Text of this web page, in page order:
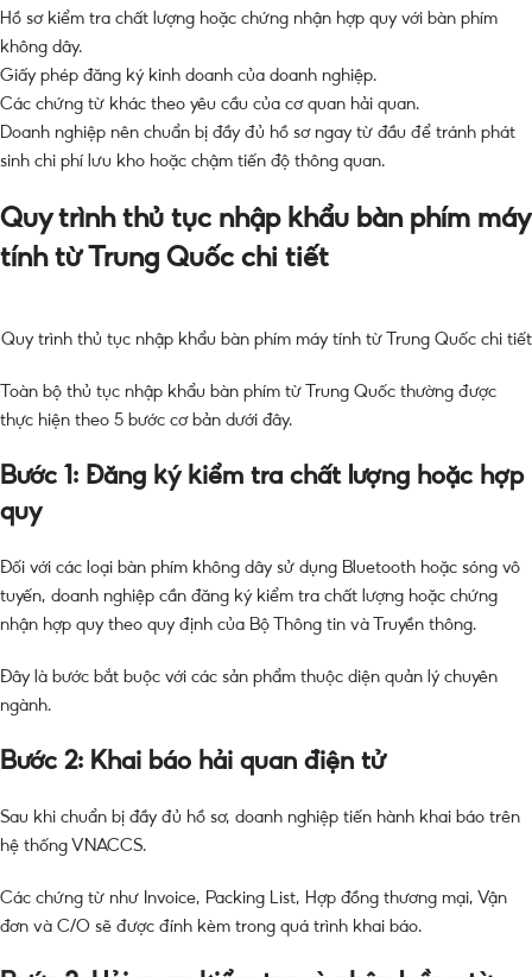
Hồ sơ kiểm tra chất lượng hoặc chứng nhận hợp quy với bàn phím
không dây.
Giấy phép đăng ký kinh doanh của doanh nghiệp.
Các chứng từ khác theo yêu cầu của cơ quan hải quan.
Doanh nghiệp nên chuẩn bị đầy đủ hồ sơ ngay từ đầu để tránh phát
sinh chi phí lưu kho hoặc chậm tiến độ thông quan.
Quy trình thủ tục nhập khẩu bàn phím máy
tính từ Trung Quốc chi tiết
Quy trình thủ tục nhập khẩu bàn phím máy tính từ Trung Quốc chi tiết
Toàn bộ thủ tục nhập khẩu bàn phím từ Trung Quốc thường được
thực hiện theo 5 bước cơ bản dưới đây.
Bước 1: Đăng ký kiểm tra chất lượng hoặc hợp
quy
Đối với các loại bàn phím không dây sử dụng Bluetooth hoặc sóng vô
tuyến, doanh nghiệp cần đăng ký kiểm tra chất lượng hoặc chứng
nhận hợp quy theo quy định của Bộ Thông tin và Truyền thông.
Đây là bước bắt buộc với các sản phẩm thuộc diện quản lý chuyên
ngành.
Bước 2: Khai báo hải quan điện tử
Sau khi chuẩn bị đầy đủ hồ sơ, doanh nghiệp tiến hành khai báo trên
hệ thống VNACCS.
Các chứng từ như Invoice, Packing List, Hợp đồng thương mại, Vận
đơn và C/O sẽ được đính kèm trong quá trình khai báo.